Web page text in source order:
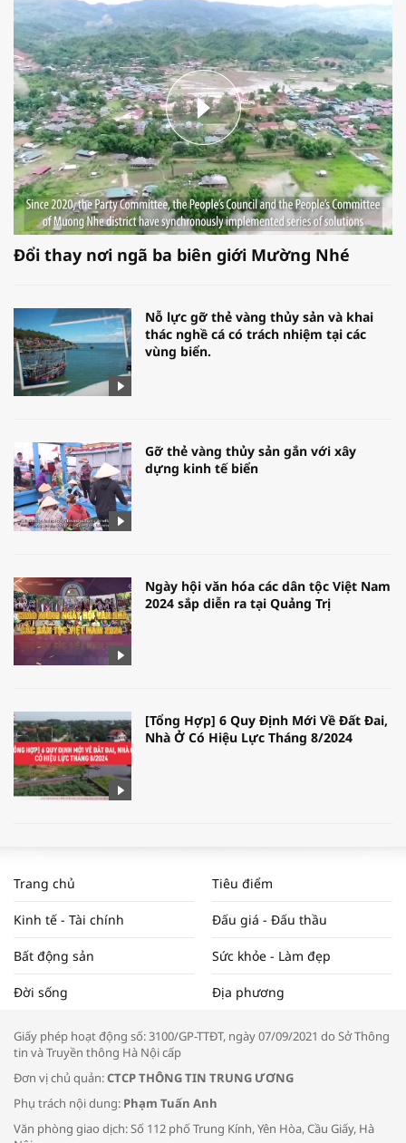
Đổi thay nơi ngã ba biên giới Mường Nhé
Nỗ lực gỡ thẻ vàng thủy sản và khai
thác nghề cá có trách nhiệm tại các
vùng biển.
Gỡ thẻ vàng thủy sản gắn với xây
dựng kinh tế biển
Ngày hội văn hóa các dân tộc Việt Nam
2024 sắp diễn ra tại Quảng Trị
[Tổng Hợp] 6 Quy Định Mới Về Đất Đai,
Nhà Ở Có Hiệu Lực Tháng 8/2024
NAM NĂM 2024 VÀ NĂM 2025 | NHỊP
ĐẬP THỊ TRƯỜNG #62
Tọa đàm “Xúc tiến thương mại: Khơi
Bác sĩ tư vấn cách phòng tránh bệnh
Trang chủ Tiêu điểm
Kinh tế - Tài chính Đấu giá - Đấu thầu
Bất động sản Sức khỏe - Làm đẹp
Đời sống Địa phương
Giấy phép hoạt động số: 3100/GP-TTĐT, ngày 07/09/2021 do Sở Thông
tin và Truyền thông Hà Nội cấp
Đơn vị chủ quản:CTCP THÔNG TIN TRUNG ƯƠNG
Phụ trách nội dung: Phạm Tuấn Anh
Văn phòng giao dịch: Số 112 phố Trung Kính, Yên Hòa, Cầu Giấy, Hà